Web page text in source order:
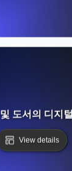
도서의 디지
View details